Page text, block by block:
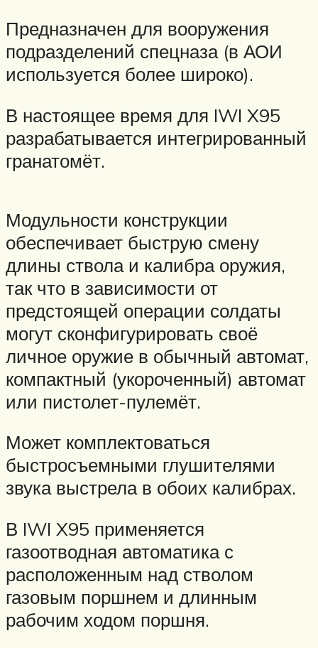
Предназначен для вооружения
подразделений спецназа (в АОИ
используется более широко).
В настоящее время для IWI X95
разрабатывается интегрированный
гранатомёт.
Модульности конструкции
обеспечивает быструю смену
длины ствола и калибра оружия,
так что в зависимости от
предстоящей операции солдаты
могут сконфигурировать своё
личное оружие в обычный автомат,
компактный (укороченный) автомат
или пистолет-пулемёт.
Может комплектоваться
быстросъемными глушителями
звука выстрела в обоих калибрах.
В IWI X95 применяется
газоотводная автоматика с
расположенным над стволом
газовым поршнем и длинным
рабочим ходом поршня.